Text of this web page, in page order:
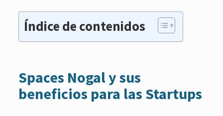
Índice de contenidos
Spaces Nogal y sus
beneficios para las Startups